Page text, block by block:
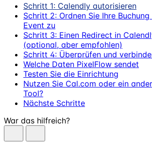
Schritt 1: Calendly autorisieren
Schritt 2: Ordnen Sie Ihre
Event zu
Schritt 3: Einen Redirect in
(optional, aber empfohlen)
Schritt 4: Überprüfen und
Welche Daten PixelFlow sendet
Testen Sie die Einrichtung
Nutzen Sie Cal.com oder ein
Tool?
Nächste Schritte
War das hilfreich?